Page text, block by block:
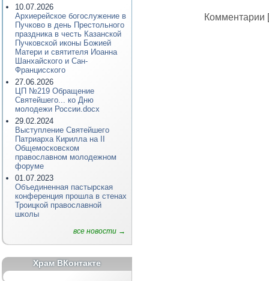
10.07.2026
Архиерейское богослужение в
Пучково в день Престольного
праздника в честь Казанской
Пучковской иконы Божией
Матери и святителя Иоанна
Шанхайского и Сан-
Францисского
27.06.2026
ЦП №219 Обращение
Святейшего... ко Дню
молодежи России.docx
29.02.2024
Выступление Святейшего
Патриарха Кирилла на II
Общемосковском
православном молодежном
форуме
01.07.2023
Объединенная пастырская
конференция прошла в стенах
Троицкой православной
школы
все новости →
Храм ВКонтакте
Комментарии